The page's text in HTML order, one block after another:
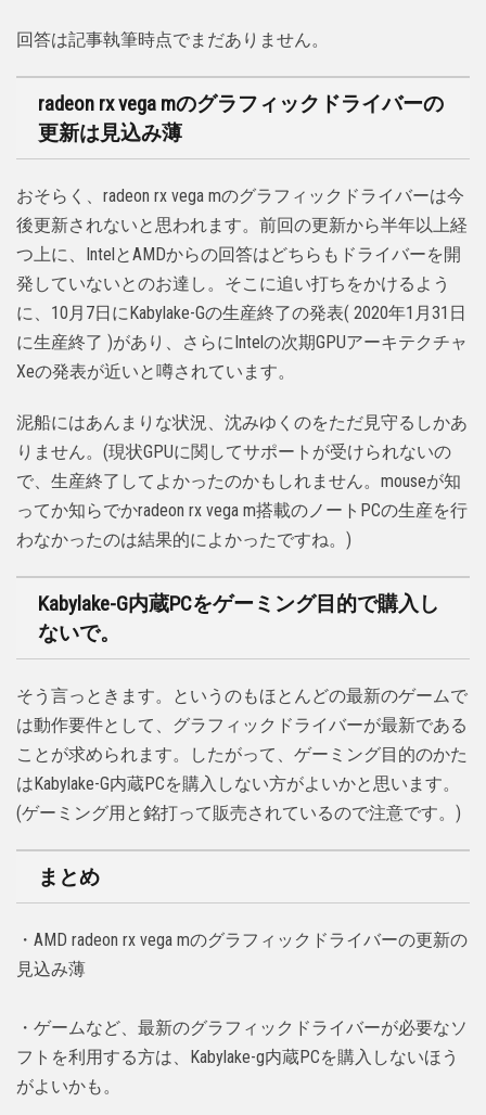
回答は記事執筆時点でまだありません。
radeon rx vega mのグラフィックドライバーの
更新は見込み薄
おそらく、radeon rx vega mのグラフィックドライバーは今
後更新されないと思われます。前回の更新から半年以上経
つ上に、IntelとAMDからの回答はどちらもドライバーを開
発していないとのお達し。そこに追い打ちをかけるよう
に、10月7日にKabylake-Gの生産終了の発表( 2020年1月31日
に生産終了 )があり、さらにIntelの次期GPUアーキテクチャ
Xeの発表が近いと噂されています。
泥船にはあんまりな状況、沈みゆくのをただ見守るしかあ
りません。(現状GPUに関してサポートが受けられないの
で、生産終了してよかったのかもしれません。mouseが知
ってか知らでかradeon rx vega m搭載のノートPCの生産を行
わなかったのは結果的によかったですね。)
Kabylake-G内蔵PCをゲーミング目的で購入し
ないで。
そう言っときます。というのもほとんどの最新のゲームで
は動作要件として、グラフィックドライバーが最新である
ことが求められます。したがって、ゲーミング目的のかた
はKabylake-G内蔵PCを購入しない方がよいかと思います。
(ゲーミング用と銘打って販売されているので注意です。)
まとめ
・AMD radeon rx vega mのグラフィックドライバーの更新の
見込み薄
・ゲームなど、最新のグラフィックドライバーが必要なソ
フトを利用する方は、Kabylake-g内蔵PCを購入しないほう
がよいかも。